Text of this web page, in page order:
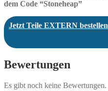
dem Code “Stoneheap”
Jetzt Teile EXTERN bestellen
Bewertungen
Es gibt noch keine Bewertungen.